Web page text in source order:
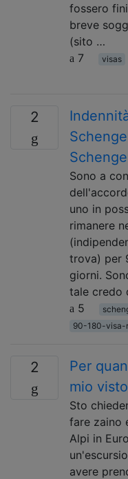
fossero
breve
(sito …
7
visas
2
Sono a
uno in
rimanere
trova) per
giorni.
tale credo
5
90-180-visa-
2
Per
mio
Sto
fare zaino
Alpi in
avere